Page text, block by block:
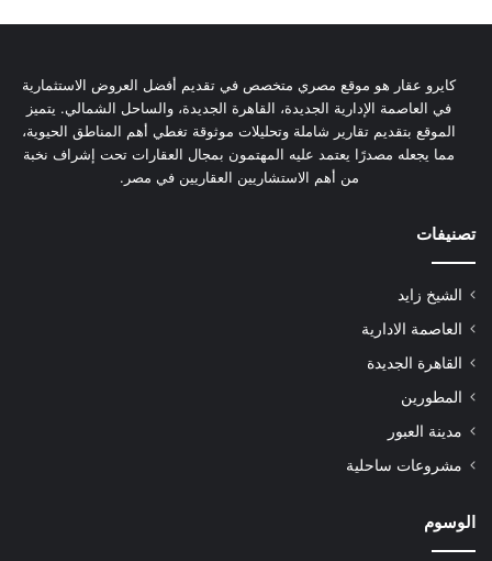
كايرو عقار هو موقع مصري متخصص في تقديم أفضل العروض الاستثمارية
في العاصمة الإدارية الجديدة، القاهرة الجديدة، والساحل الشمالي. يتميز
الموقع بتقديم تقارير شاملة وتحليلات موثوقة تغطي أهم المناطق الحيوية،
مما يجعله مصدرًا يعتمد عليه المهتمون بمجال العقارات تحت إشراف نخبة
من أهم الاستشاريين العقاريين في مصر.
تصنيفات
الشيخ زايد
العاصمة الادارية
القاهرة الجديدة
المطورين
مدينة العبور
مشروعات ساحلية
الوسوم